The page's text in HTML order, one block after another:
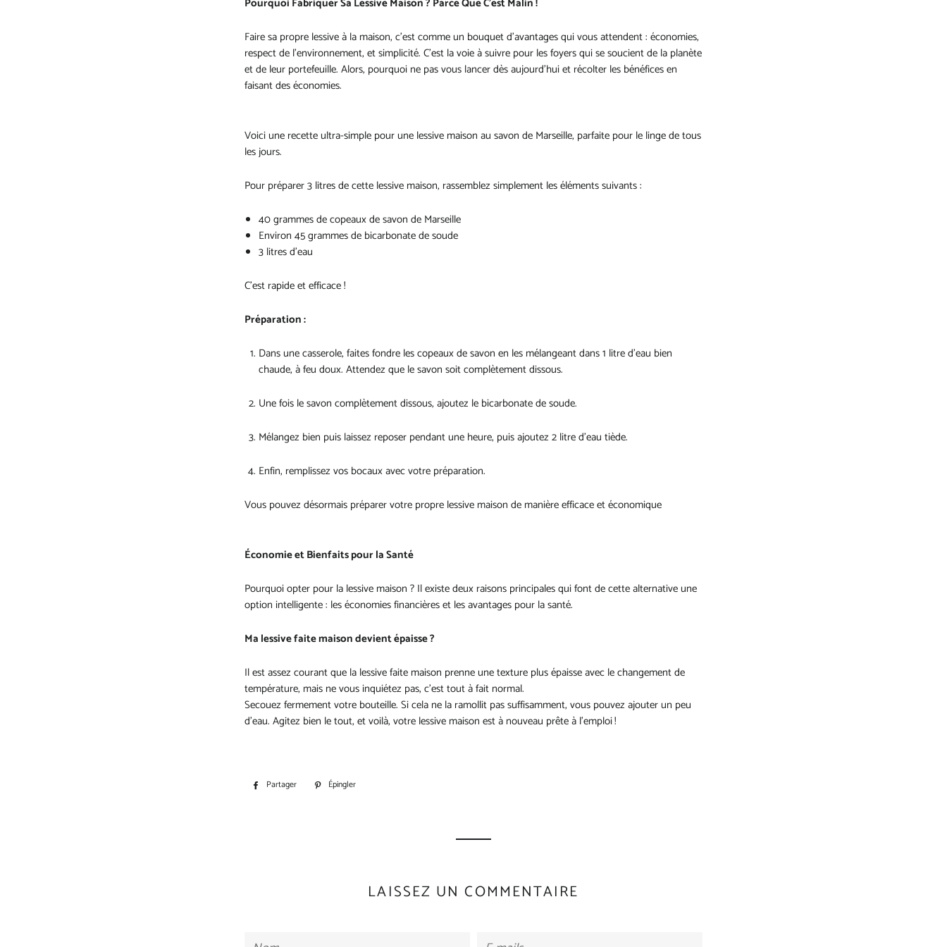
Faire sa propre lessive à la maison, c'est comme un bouquet d'avantages qui vous attendent : économies,
respect de l'environnement, et simplicité. C'est la voie à suivre pour les foyers qui se soucient de la planète
et de leur portefeuille. Alors, pourquoi ne pas vous lancer dès aujourd'hui et récolter les bénéfices en
faisant des économies.
Voici une recette ultra-simple pour une lessive maison au savon de Marseille, parfaite pour le linge de tous
les jours.
Pour préparer 3 litres de cette lessive maison, rassemblez simplement les éléments suivants :
40 grammes de copeaux de savon de Marseille
Environ 45 grammes de bicarbonate de soude
3 litres d'eau
C'est rapide et efficace !
Préparation :
Dans une casserole, faites fondre les copeaux de savon en les mélangeant dans 1 litre d'eau bien
chaude, à feu doux. Attendez que le savon soit complètement dissous.
Une fois le savon complètement dissous, ajoutez le bicarbonate de soude.
Mélangez bien puis laissez reposer pendant une heure, puis ajoutez 2 litre d'eau tiède.
Enfin, remplissez vos bocaux avec votre préparation.
Vous pouvez désormais préparer votre propre lessive maison de manière efficace et économique
Économie et Bienfaits pour la Santé
Pourquoi opter pour la lessive maison ? Il existe deux raisons principales qui font de cette alternative une
option intelligente : les économies financières et les avantages pour la santé.
Ma lessive faite maison devient épaisse ?
Il est assez courant que la lessive faite maison prenne une texture plus épaisse avec le changement de
température, mais ne vous inquiétez pas, c'est tout à fait normal.
Secouez fermement votre bouteille. Si cela ne la ramollit pas suffisamment, vous pouvez ajouter un peu
d'eau. Agitez bien le tout, et voilà, votre lessive maison est à nouveau prête à l'emploi !
Partager
PartagerÉpingler
LAISSEZ UN COMMENTAIRE
Nom